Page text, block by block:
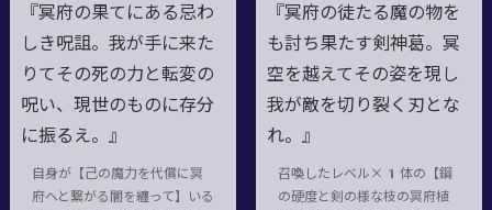
『冥府の果てにある忌わ
しき呪詛。我が手に来た
りてその死の力と転変の
呪い、現世のものに存分
に振るえ。』
自身が【己の魔力を代償に冥
府へと繋がる闇を纏って】いる
『冥府の徒たる魔の物を
も討ち果たす剣神葛。冥
空を越えてその姿を現し
我が敵を切り裂く刃とな
れ。』
召喚したレベル×1体の【鋼
の硬度と剣の様な枝の冥府植